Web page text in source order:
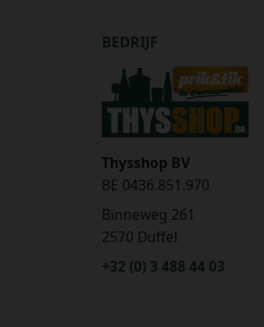
BEDRIJF
Thysshop BV
BE 0436.851.970
Binneweg 261
2570 Duffel
+32 (0) 3 488 44 03